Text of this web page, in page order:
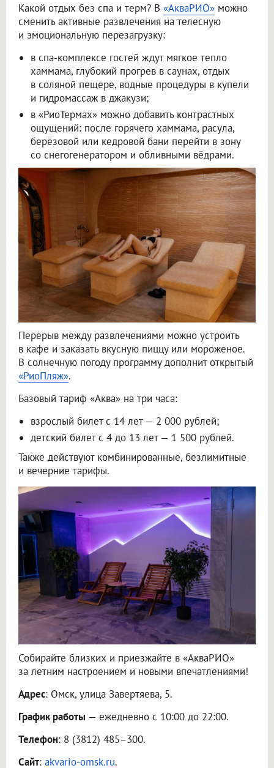
Какой отдых без спа и терм? В «АкваРИО» можно
сменить активные развлечения на телесную
и эмоциональную перезагрузку:
в спа-комплексе гостей ждут мягкое тепло
хаммама, глубокий прогрев в саунах, отдых
в соляной пещере, водные процедуры в купели
и гидромассаж в джакузи;
в «РиоТермах» можно добавить контрастных
ощущений: после горячего хаммама, расула,
берёзовой или кедровой бани перейти в зону
со снегогенератором и обливными вёдрами.
Перерыв между развлечениями можно устроить
в кафе и заказать вкусную пиццу или мороженое.
В солнечную погоду программу дополнит открытый
«РиоПляж».
Базовый тариф «Аква» на три часа:
взрослый билет с 14 лет — 2 000 рублей;
детский билет с 4 до 13 лет — 1 500 рублей.
Также действуют комбинированные, безлимитные
и вечерние тарифы.
Собирайте близких и приезжайте в «АкваРИО»
за летним настроением и новыми впечатлениями!
Адрес: Омск, улица Завертяева, 5.
График работы — ежедневно с 10:00 до 22:00.
Телефон: 8 (3812) 485–300.
Сайт: akvario-omsk.ru.